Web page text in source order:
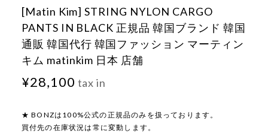
[Matin Kim] STRING NYLON CARGO
PANTS IN BLACK 正規品 韓国ブランド 韓国
通販 韓国代行 韓国ファッション マーティン
キム matinkim 日本 店舗
¥28,100 tax in
★ BONZは100%公式の正規品のみを扱っております。
買付先の在庫状況は常に変動します。